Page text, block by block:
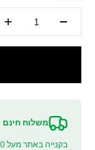
משלוח חינם
בקנייה באתר מעל 450 ש"ח